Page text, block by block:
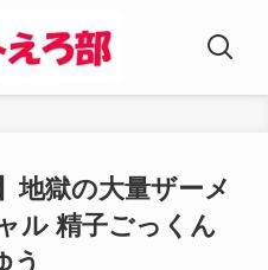
地獄の大量ザーメ
ル 精子ごっくん
う